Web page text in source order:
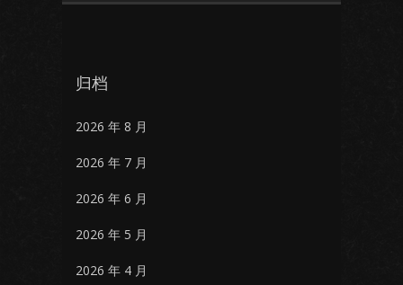
归档
2026 年 8 月
2026 年 7 月
2026 年 6 月
2026 年 5 月
2026 年 4 月